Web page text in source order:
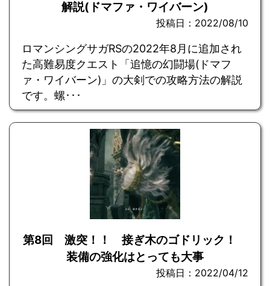
解説(ドマファ・ワイバーン)
投稿日：2022/08/10
ロマンシングサガRSの2022年8月に追加され
た高難易度クエスト「追憶の幻闘場(ドマフ
ァ・ワイバーン)」の大剣での攻略方法の解説
です。螺･･･
第8回 激突！！ 接ぎ木のゴドリック！
装備の強化はとっても大事
投稿日：2022/04/12